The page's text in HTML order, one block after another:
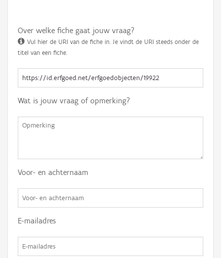
Over welke fiche gaat jouw vraag?
Vul hier de URI van de fiche in. Je vindt de URI steeds onder de
titel van een fiche.
Wat is jouw vraag of opmerking?
Voor- en achternaam
E-mailadres